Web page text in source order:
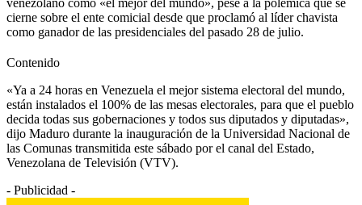
cierne sobre el ente comicial desde que proclamó al líder chavista
como ganador de las presidenciales del pasado 28 de julio.
Contenido
«Ya a 24 horas en Venezuela el mejor sistema electoral del mundo,
están instalados el 100% de las mesas electorales, para que el pueblo
decida todas sus gobernaciones y todos sus diputados y diputadas»,
dijo Maduro durante la inauguración de la Universidad Nacional de
las Comunas transmitida este sábado por el canal del Estado,
Venezolana de Televisión (VTV).
- Publicidad -